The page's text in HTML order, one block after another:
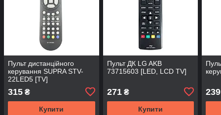
Пульт дистанційного
керування SUPRA STV-
22LED5 [TV]
315 ₴
Купити
Пульт ДК LG AKB
73715603 [LED, LCD TV]
271₴
Купити
239